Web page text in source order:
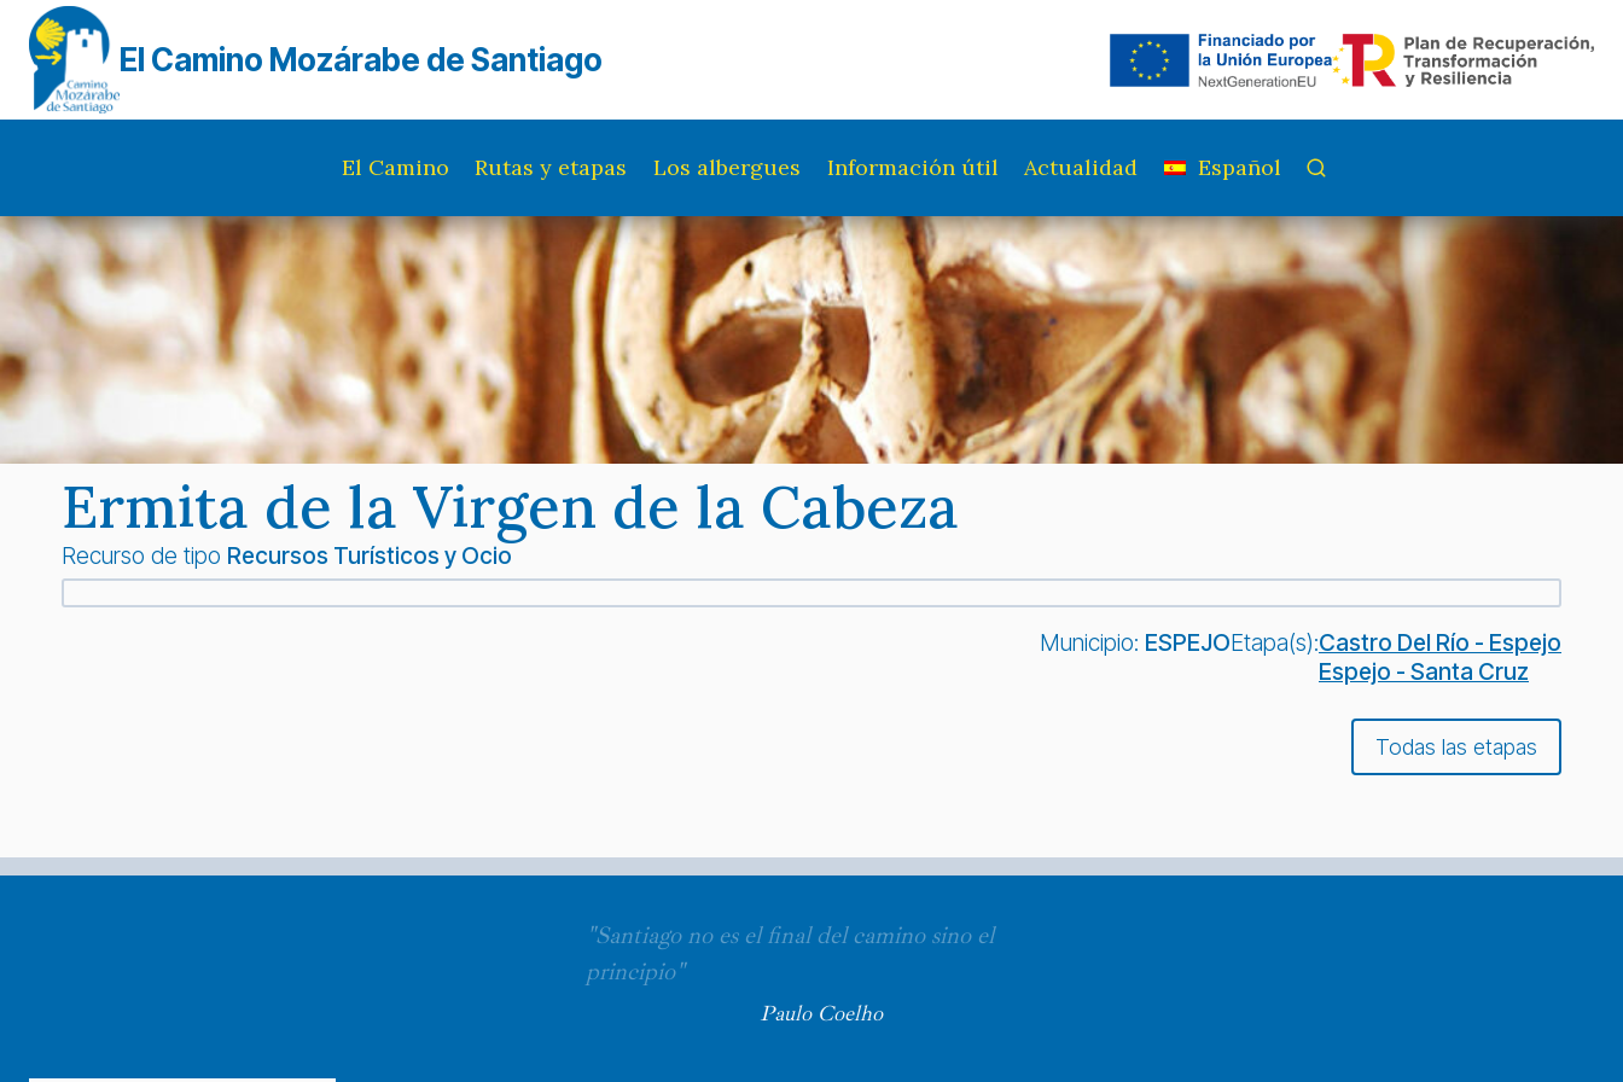
Saltar
contenido
El Camino Mozárabe de Santiago
El Camino Rutas y etapas Los albergues Información útil Actualidad Español
Ermita de la Virgen de la Cabeza
Recurso de tipo Recursos Turísticos y Ocio
Municipio: ESPEJOEtapa(s):Castro Del Río - Espejo
Espejo - Santa Cruz
Todas las etapas
"Santiago no es el final del camino sino el
principio"
Paulo Coelho